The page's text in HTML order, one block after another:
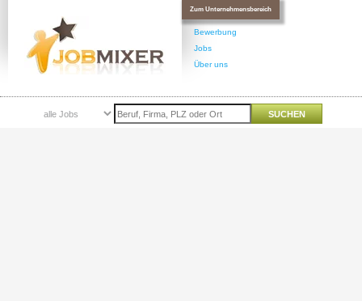
Zum Unternehmensbereich
Bewerbung
Jobs
Über uns